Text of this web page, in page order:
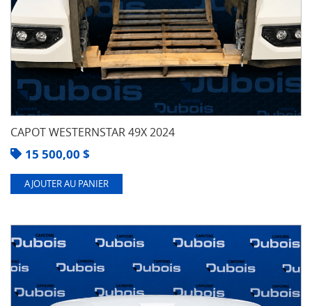
CAPOT WESTERNSTAR 49X 2024
15 500,00 $
AJOUTER AU PANIER